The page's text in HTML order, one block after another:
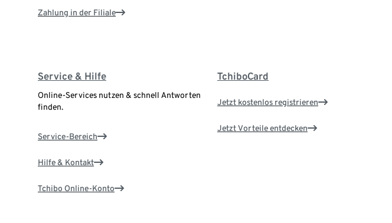
Zahlung in der Filiale
Service & Hilfe
Online-Services nutzen & schnell Antworten
finden.
Service-Bereich
Hilfe & Kontakt
Tchibo Online-Konto
TchiboCard
Jetzt kostenlos registrieren
Jetzt Vorteile entdecken